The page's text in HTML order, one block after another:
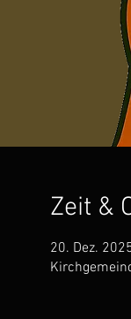
Zeit &
20. Dez.